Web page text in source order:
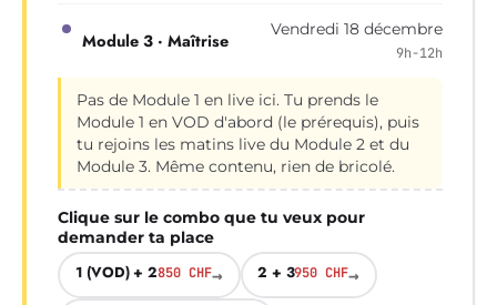
Module 3 · Maîtrise
Vendredi 18 décembre
9h-12h
Pas de Module 1 en live ici. Tu prends le
Module 1 en VOD d'abord (le prérequis), puis
tu rejoins les matins live du Module 2 et du
Module 3. Même contenu, rien de bricolé.
Clique sur le combo que tu veux pour
demander ta place
1 (VOD) + 2850 CHF→ 2 + 3950 CHF→